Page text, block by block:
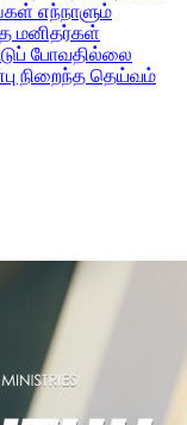
எந்நாளும்
மனிதர்கள்
போவதில்லை
நிறைந்த தெய்வம்